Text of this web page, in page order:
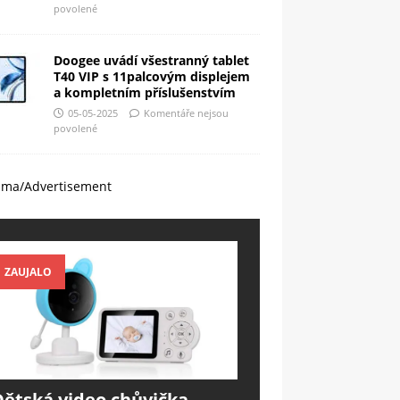
povolené
Doogee uvádí všestranný tablet
T40 VIP s 11palcovým displejem
a kompletním příslušenstvím
05-05-2025
Komentáře nejsou
povolené
Advertisement
ZAUJALO